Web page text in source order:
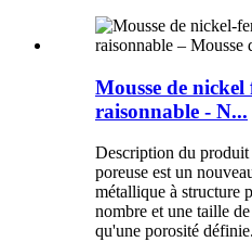
Mousse de
raisonnable - N...
Description du
poreuse est un
métallique à structure
nombre et une taille
qu'une porosité